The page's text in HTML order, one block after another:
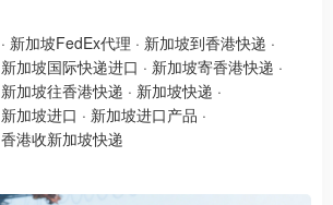
· 新加坡FedEx代理 · 新加坡到香港快递 ·
新加坡国际快递进口 · 新加坡寄香港快递 ·
新加坡往香港快递 · 新加坡快递 ·
新加坡进口 · 新加坡进口产品 ·
香港收新加坡快递